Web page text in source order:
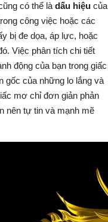
có thể là dấu hiệu của
công việc hoặc các
bị đe dọa, áp lực, hoặc
Việc phân tích chi tiết
động của bạn trong giấc
gốc của những lo lắng và
mơ chỉ đơn giản phản
nên tự tin và mạnh mẽ